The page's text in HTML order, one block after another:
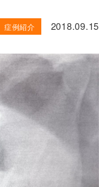
症例紹介 2018.09.15